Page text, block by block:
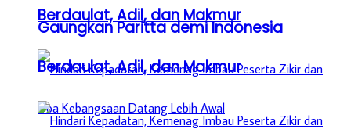
Berdaulat, Adil, dan Makmur
Gaungkan Paritta demi Indonesia
Berdaulat, Adil, dan Makmur